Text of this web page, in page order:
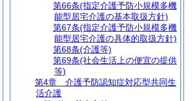
第66条(指定介護予防小規模多機
能型居宅介護の基本取扱方針)
第67条(指定介護予防小規模多機
能型居宅介護の具体的取扱方針)
第68条(介護等)
第69条(社会生活上の便宜の提供
等)
第4章
介護予防認知症対応型共同生
活介護